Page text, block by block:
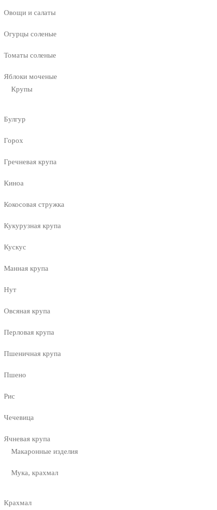
Овощи и салаты
Огурцы соленые
Томаты соленые
Яблоки моченые
Крупы
Булгур
Горох
Гречневая крупа
Киноа
Кокосовая стружка
Кукурузная крупа
Кускус
Манная крупа
Нут
Овсяная крупа
Перловая крупа
Пшеничная крупа
Пшено
Рис
Чечевица
Ячневая крупа
Макаронные изделия
Мука, крахмал
Крахмал